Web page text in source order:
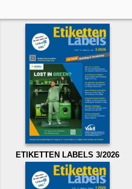
ETIKETTEN LABELS 3/2026